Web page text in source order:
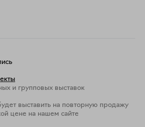
и групповых выставок
выставить на повторную продажу
цене на нашем сайте